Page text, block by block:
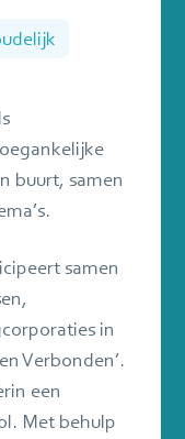
buurt, samen
samen
in
Verbonden’.
een
Met behulp